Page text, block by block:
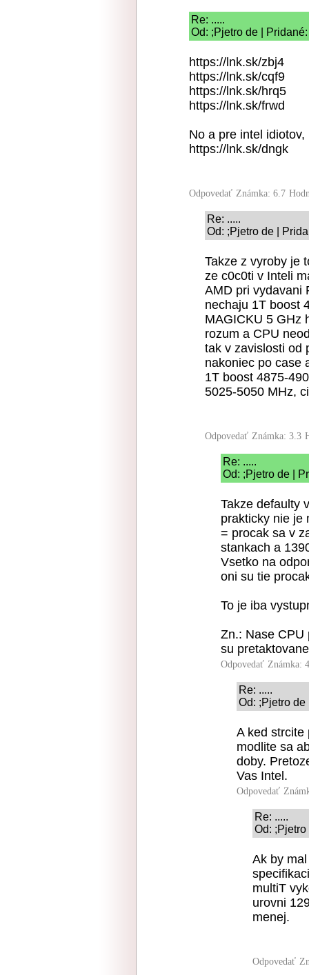
Re: .....
Od: ;Pjetro de |
https://lnk.sk/zbj4
https://lnk.sk/cqf9
https://lnk.sk/hrq5
https://lnk.sk/frwd
No a pre intel
https://lnk.sk/dngk
Odpovedať Známka: 6.7
Re: .....
Od: ;Pjetro de |
Takze z vyroby je
ze c0c0ti v Inteli
AMD pri vydavani
nechaju 1T boost
MAGICKU 5 GHz
rozum a CPU
tak v zavislosti od
nakoniec po case
1T boost 4875-
5025-5050 MHz,
Odpovedať Známka: 3.3
Re: .....
Od: ;Pjetro de |
Takze defaulty
prakticky nie je
= procak sa v
stankach a
Vsetko na
oni su tie
To je iba
Zn.: Nase CPU
su
Odpovedať Známka:
Re: .....
Od: ;Pjetro de
A ked strcite
modlite sa
doby.
Vas Intel.
Odpovedať
Re: .....
Od:
Ak by
multiT
urovni
menej.
Odpovedať